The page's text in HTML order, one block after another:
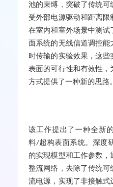
池的束缚，突破了传统可
受外部电源驱动和距离
在室内和室外场景中测
面系统的无线信道调控能
时传输的实验效果，这
表面的可行性和有效性
方式提供了一种新的思路。
该工作提出了一种全新
料/超构表面系统。深度
的实现模型和工作参数
整流网络，去除了传统可
流电源，实现了非接触式